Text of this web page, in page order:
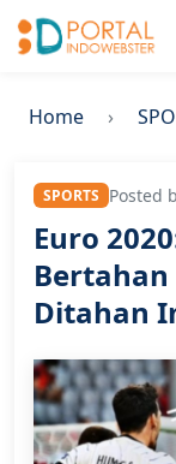
Home
SPORTS Posted
Euro
Bertahan
Ditahan